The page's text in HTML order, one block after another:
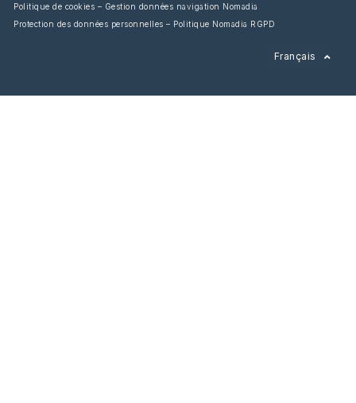
Politique de cookies – Gestion données navigation Nomadia
Protection des données personnelles – Politique Nomadia RGPD
Français
English